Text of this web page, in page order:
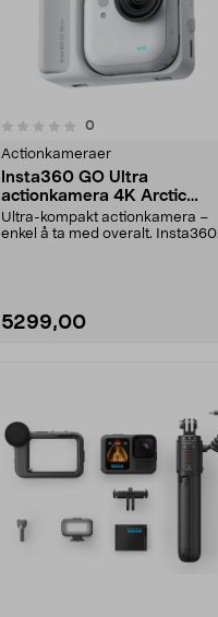
0
Actionkameraer
Insta360 GO Ultra
actionkamera 4K Arctic
White
Ultra-kompakt actionkamera –
enkel å ta med overalt. Insta360
5299,00